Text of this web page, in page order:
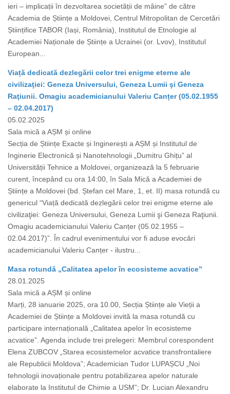
ieri – implicații în dezvoltarea societății de mâine” de către
Academia de Științe a Moldovei, Centrul Mitropolitan de Cercetări
Științifice TABOR (Iași, România), Institutul de Etnologie al
Academiei Naționale de Științe a Ucrainei (or. Lvov), Institutul
European...
Viață dedicată dezlegării celor trei enigme eterne ale
civilizaţiei: Geneza Universului, Geneza Lumii şi Geneza
Raţiunii. Omagiu academicianului Valeriu Canțer (05.02.1955
– 02.04.2017)
05.02.2025
Sala mică a AȘM și online
Secția de Științe Exacte și Inginerești a AȘM și Institutul de
Inginerie Electronică și Nanotehnologii „Dumitru Ghițu” al
Universității Tehnice a Moldovei, organizează la 5 februarie
curent, începând cu ora 14:00, în Sala Mică a Academiei de
Științe a Moldovei (bd. Ștefan cel Mare, 1, et. II) masa rotundă cu
genericul “Viață dedicată dezlegării celor trei enigme eterne ale
civilizaţiei: Geneza Universului, Geneza Lumii şi Geneza Raţiunii.
Omagiu academicianului Valeriu Canțer (05.02.1955 –
02.04.2017)”. În cadrul evenimentului vor fi aduse evocări
academicianului Valeriu Canțer - ilustru...
Masa rotundă „Calitatea apelor în ecosisteme acvatice”
28.01.2025
Sala mică a AȘM și online
Marți, 28 ianuarie 2025, ora 10.00, Secția Științe ale Vieții a
Academiei de Științe a Moldovei invită la masa rotundă cu
participare internațională „Calitatea apelor în ecosisteme
acvatice”. Agenda include trei prelegeri: Membrul corespondent
Elena ZUBCOV „Starea ecosistemelor acvatice transfrontaliere
ale Republicii Moldova”; Academician Tudor LUPAȘCU „Noi
tehnologii inovaționale pentru potabilizarea apelor naturale
elaborate la Institutul de Chimie a USM”; Dr. Lucian Alexandru